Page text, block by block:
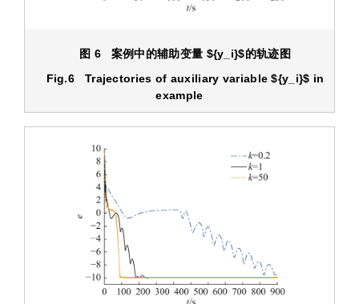
图 6 案例中的辅助变量 ${y_i}$的轨迹图
Fig.6 Trajectories of auxiliary variable${y_i}$ in
example